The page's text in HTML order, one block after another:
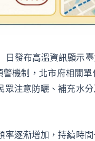
發布高溫資訊顯示
警機制，北市府相關
注意防曬、補充水
率逐漸增加，持續時